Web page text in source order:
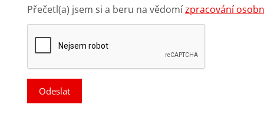
Přečetl(a) jsem si a beru na vědomízpracování
Odeslat